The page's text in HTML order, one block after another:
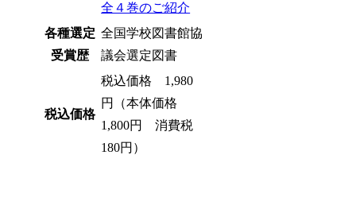
全４巻のご紹介
各種選定
受賞歴
全国学校図書館協
議会選定図書
税込価格
税込価格 1,980
円（本体価格
1,800円 消費税
180円）